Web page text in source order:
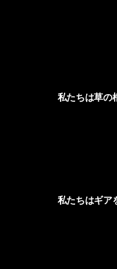
私たちは草の
私たちはギア